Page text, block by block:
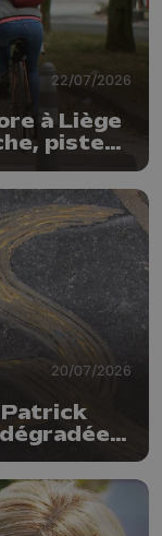
22/07/2026
à Liège
pistes
20/07/2026
Patrick
?